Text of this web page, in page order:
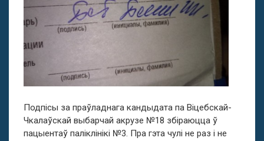
Подпісы за праўладнага кандыдата па Віцебскай-
Чкалаўскай выбарчай акрузе №18 збіраюцца ў
пацыентаў паліклінікі №3. Пра гэта чулі не раз і не